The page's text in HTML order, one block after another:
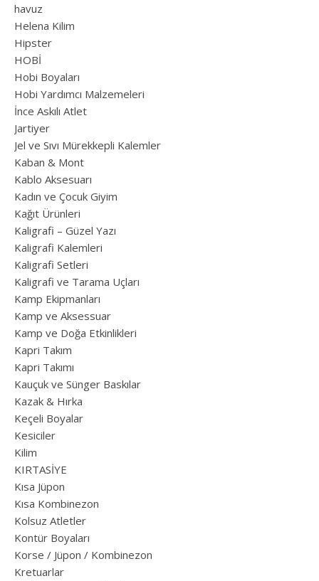
havuz
Helena Kilim
Hipster
HOBİ
Hobi Boyaları
Hobi Yardımcı Malzemeleri
İnce Askılı Atlet
Jartiyer
Jel ve Sıvı Mürekkepli Kalemler
Kaban & Mont
Kablo Aksesuarı
Kadın ve Çocuk Giyim
Kağıt Ürünleri
Kaligrafi – Güzel Yazı
Kaligrafi Kalemleri
Kaligrafi Setleri
Kaligrafi ve Tarama Uçları
Kamp Ekipmanları
Kamp ve Aksessuar
Kamp ve Doğa Etkinlikleri
Kapri Takım
Kapri Takımı
Kauçuk ve Sünger Baskılar
Kazak & Hırka
Keçeli Boyalar
Kesiciler
Kilim
KIRTASİYE
Kısa Jüpon
Kısa Kombinezon
Kolsuz Atletler
Kontür Boyaları
Korse / Jüpon / Kombinezon
Kretuarlar